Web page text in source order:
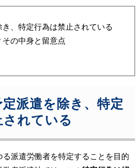
、特定行為は禁止されている
の中身と留意点
定派遣を除き、特定
れている
派遣労働者を特定することを目的